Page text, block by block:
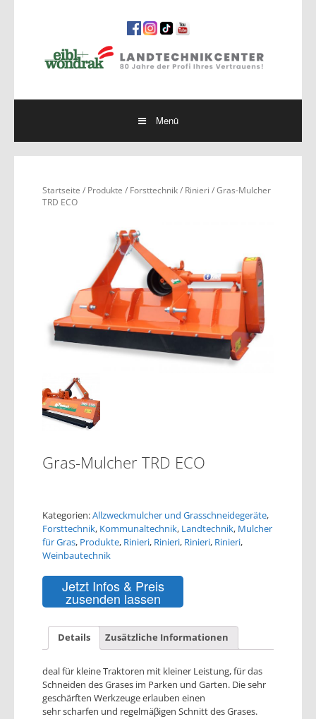
Menü
Startseite / Produkte / Forsttechnik/ Rinieri / Gras-Mulcher
TRD ECO
Gras-Mulcher TRD ECO
Kategorien:Allzweckmulcher und Grasschneidegeräte,
Forsttechnik, Kommunaltechnik, Landtechnik, Mulcher
für Gras, Produkte, Rinieri, Rinieri, Rinieri, Rinieri,
Weinbautechnik
Jetzt Infos & Preis
zusenden lassen
Details Zusätzliche Informationen
deal für kleine Traktoren mit kleiner Leistung, für das
Schneiden des Grases im Parken und Garten. Die sehr
geschärften Werkzeuge erlauben einen
sehr scharfen und regelmäβigen Schnitt des Grases.